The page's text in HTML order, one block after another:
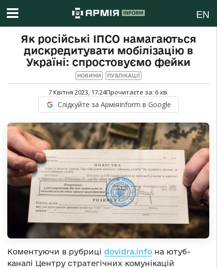
EN
Як російські ІПСО намагаються
дискредитувати мобілізацію в
Україні: спростовуємо фейки
НОВИНИ ПУБЛІКАЦІЇ
7 Квітня 2023, 17:24Прочитаєте за: 6хв.
Слідкуйте за АрміяInform в Google
Коментуючи в рубриці dovidra.info на ютуб-
каналі Центру стратегічних комунікацій